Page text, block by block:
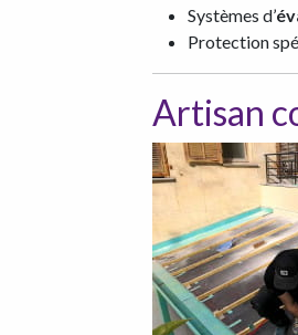
Systèmes d’
Protection
Artisan